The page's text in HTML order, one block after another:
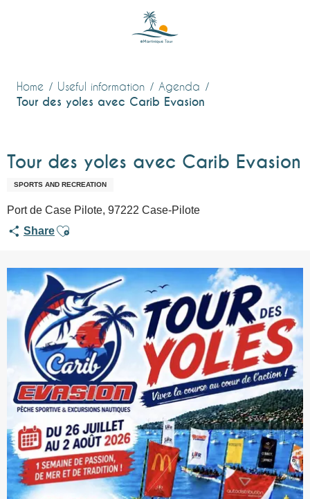
Home Useful information Agenda
Tour des yoles avec Carib Evasion
Tour des yoles avec Carib Evasion
SPORTS AND RECREATION
Port de Case Pilote, 97222 Case-Pilote
ShareAjouter aux favoris